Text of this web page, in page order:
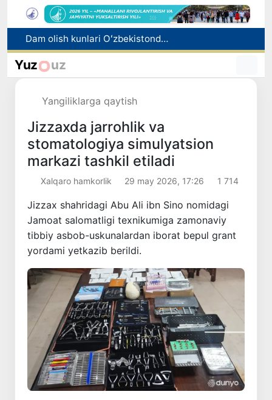
Oltoy Respublikasidan O‘zbekistonga 30 ming boshga yaqin qoramol yetkazib berildi
Mahalla bankiri: raqamlar ortidagi insonlar taqdiri
Yuz uz
Yangiliklarga qaytish
Jizzaxda jarrohlik va
stomatologiya simulyatsion
markazi tashkil etiladi
Xalqaro hamkorlik 29 may 2026, 17:26 1 714
Jizzax shahridagi Abu Ali ibn Sino nomidagi
Jamoat salomatligi texnikumiga zamonaviy
tibbiy asbob-uskunalardan iborat bepul grant
yordami yetkazib berildi.